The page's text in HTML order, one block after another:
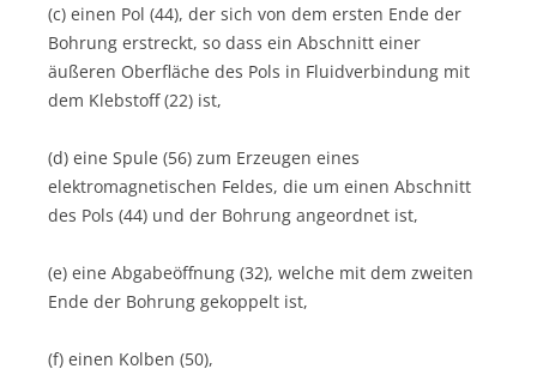
(c) einen Pol (44), der sich von dem ersten Ende der
Bohrung erstreckt, so dass ein Abschnitt einer
äußeren Oberfläche des Pols in Fluidverbindung mit
dem Klebstoff (22) ist,
(d) eine Spule (56) zum Erzeugen eines
elektromagnetischen Feldes, die um einen Abschnitt
des Pols (44) und der Bohrung angeordnet ist,
(e) eine Abgabeöffnung (32), welche mit dem zweiten
Ende der Bohrung gekoppelt ist,
(f) einen Kolben (50),